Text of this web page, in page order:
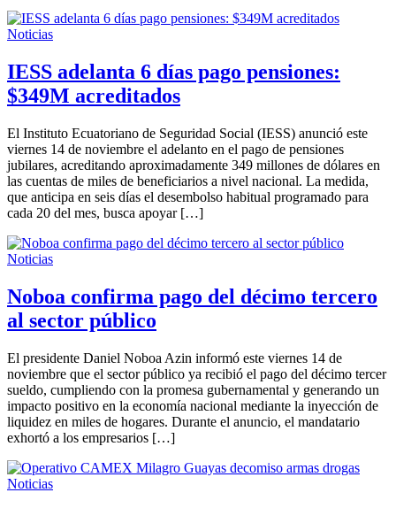
Noticias
IESS adelanta 6 días pago pensiones:
$349M acreditados
El Instituto Ecuatoriano de Seguridad Social (IESS) anunció este
viernes 14 de noviembre el adelanto en el pago de pensiones
jubilares, acreditando aproximadamente 349 millones de dólares en
las cuentas de miles de beneficiarios a nivel nacional. La medida,
que anticipa en seis días el desembolso habitual programado para
cada 20 del mes, busca apoyar […]
Noticias
Noboa confirma pago del décimo tercero
al sector público
El presidente Daniel Noboa Azin informó este viernes 14 de
noviembre que el sector público ya recibió el pago del décimo tercer
sueldo, cumpliendo con la promesa gubernamental y generando un
impacto positivo en la economía nacional mediante la inyección de
liquidez en miles de hogares. Durante el anuncio, el mandatario
exhortó a los empresarios […]
Noticias